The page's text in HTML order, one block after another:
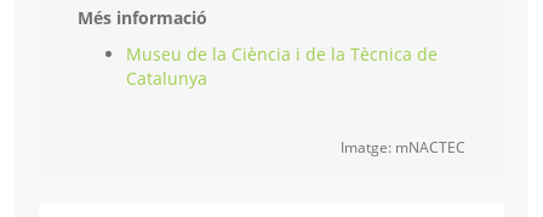
Més informació
Museu de la Ciència i de la Tècnica de
Catalunya
Imatge: mNACTEC